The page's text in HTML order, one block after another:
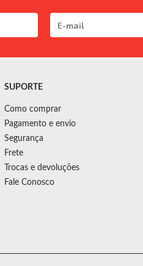
SUPORTE
Como comprar
Pagamento e envio
Segurança
Frete
Trocas e devoluções
Fale Conosco